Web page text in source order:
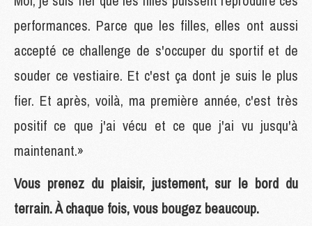
performances. Parce que les filles, elles ont aussi
accepté ce challenge de s'occuper du sportif et de
souder ce vestiaire. Et c'est ça dont je suis le plus
fier. Et après, voilà, ma première année, c'est très
positif ce que j'ai vécu et ce que j'ai vu jusqu'à
maintenant.»
Vous prenez du plaisir, justement, sur le bord du
terrain. À chaque fois, vous bougez beaucoup.